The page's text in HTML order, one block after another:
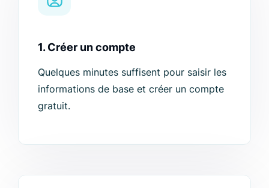
1. Créer un compte
Quelques minutes suffisent pour saisir les
informations de base et créer un compte
gratuit.